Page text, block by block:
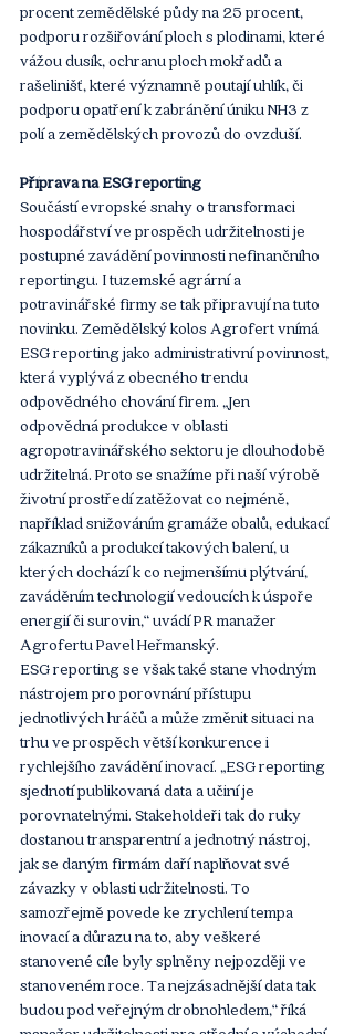
procent zemědělské půdy na 25 procent,
podporu rozšiřování ploch s plodinami, které
vážou dusík, ochranu ploch mokřadů a
rašelinišť, které významně poutají uhlík, či
podporu opatření k zabránění úniku NH3 z
polí a zemědělských provozů do ovzduší.
Příprava na ESG reporting
Součástí evropské snahy o transformaci
hospodářství ve prospěch udržitelnosti je
postupné zavádění povinnosti nefinančního
reportingu. I tuzemské agrární a
potravinářské firmy se tak připravují na tuto
novinku. Zemědělský kolos Agrofert vnímá
ESG reporting jako administrativní povinnost,
která vyplývá z obecného trendu
odpovědného chování firem. „Jen
odpovědná produkce v oblasti
agropotravinářského sektoru je dlouhodobě
udržitelná. Proto se snažíme při naší výrobě
životní prostředí zatěžovat co nejméně,
například snižováním gramáže obalů, edukací
zákazníků a produkcí takových balení, u
kterých dochází k co nejmenšímu plýtvání,
zaváděním technologií vedoucích k úspoře
energií či surovin,“ uvádí PR manažer
Agrofertu Pavel Heřmanský.
ESG reporting se však také stane vhodným
nástrojem pro porovnání přístupu
jednotlivých hráčů a může změnit situaci na
trhu ve prospěch větší konkurence i
rychlejšího zavádění inovací. „ESG reporting
sjednotí publikovaná data a učiní je
porovnatelnými. Stakeholdeři tak do ruky
dostanou transparentní a jednotný nástroj,
jak se daným firmám daří naplňovat své
závazky v oblasti udržitelnosti. To
samozřejmě povede ke zrychlení tempa
inovací a důrazu na to, aby veškeré
stanovené cíle byly splněny nejpozději ve
stanoveném roce. Ta nejzásadnější data tak
budou pod veřejným drobnohledem,“ říká